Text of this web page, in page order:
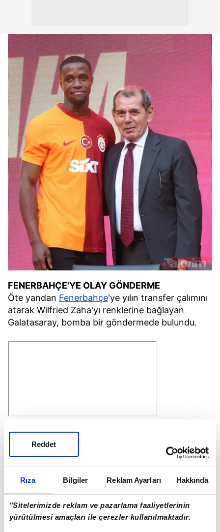
Rıza Bilgiler Reklam Ayarları Hakkında
"Sitelerimizde reklam ve pazarlama faaliyetlerinin
yürütülmesi amaçları ile çerezler kullanılmaktadır.
Reddet
FENERBAHÇE'YE OLAY GÖNDERME
Öte yandan Fenerbahçe'ye yılın transfer çalımını
atarak Wilfried Zaha'yı renklerine bağlayan
Galatasaray, bomba bir göndermede bulundu.